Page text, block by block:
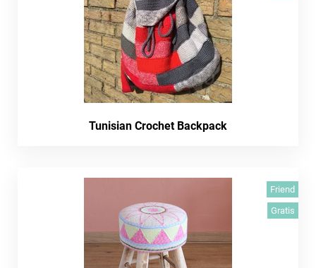
Tunisian Crochet Backpack
Friend
Gratis